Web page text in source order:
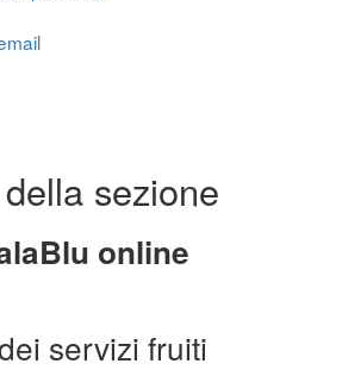
sezione
online
servizi fruiti